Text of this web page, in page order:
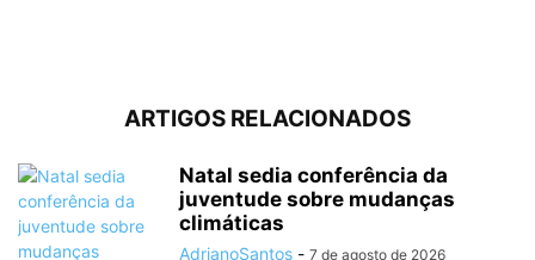
ARTIGOS RELACIONADOS
Natal sedia conferência da
juventude sobre mudanças
climáticas
AdrianoSantos - 7 de agosto de 2026